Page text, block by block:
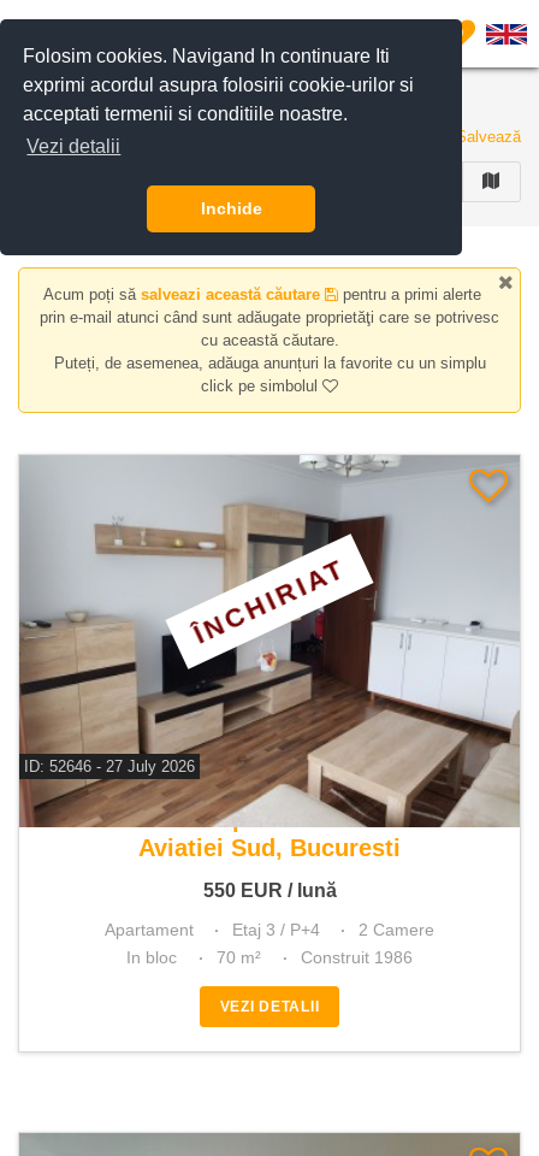
Folosim cookies. Navigand In continuare Iti
exprimi acordul asupra folosirii cookie-urilor si
acceptati termenii si conditiile noastre.
Vezi detalii
Inchide
0
Apartamente de inchiriat in Bucuresti
106 anunturi Salvează
FILTREAZA
Acum poți să salveazi această căutare
pentru a primi alerte
prin e-mail atunci când sunt adăugate proprietăţi care se potrivesc
cu această căutare.
Puteți, de asemenea, adăuga anunțuri la favorite cu un simplu
click pe simbolul
ID: 52646 - 27 July 2026
De inchiriat apartament 2 camere
Aviatiei Sud, Bucuresti
550 EUR / lună
ÎNCHIRIAT
Apartament Etaj 3 / P+4
2 Camere
In bloc
70 m² Construit 1986
VEZI DETALII